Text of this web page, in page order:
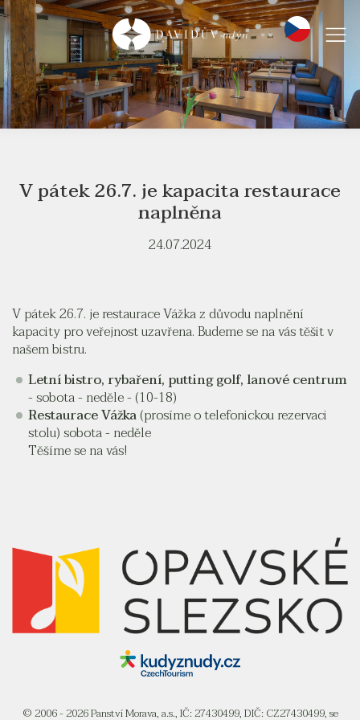
V pátek 26.7. je kapacita restaurace
naplněna
24.07.2024
V pátek 26.7. je restaurace Vážka z důvodu naplnění
kapacity pro veřejnost uzavřena. Budeme se na vás těšit v
našem bistru.
Letní bistro, rybaření, putting golf, lanové centrum
- sobota - neděle - (10-18)
Restaurace Vážka(prosíme o telefonickou rezervaci
stolu) sobota - neděle
Těšíme se na vás!
© 2006 - 2026 Panství Morava, a.s., IČ: 27430499, DIČ: CZ27430499, se